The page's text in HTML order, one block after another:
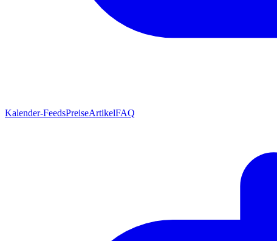
Kalender-FeedsPreiseArtikelFAQ